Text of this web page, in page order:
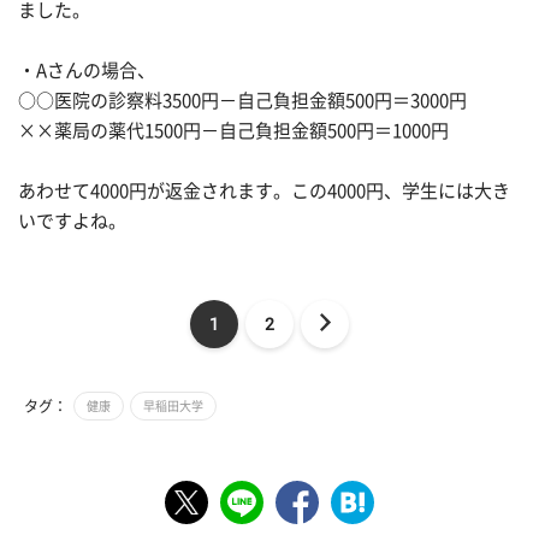
ました。
・Aさんの場合、
○○医院の診察料3500円－自己負担金額500円＝3000円
××薬局の薬代1500円－自己負担金額500円＝1000円
あわせて4000円が返金されます。この4000円、学生には大き
いですよね。
1 2
タグ： 健康 早稲田大学